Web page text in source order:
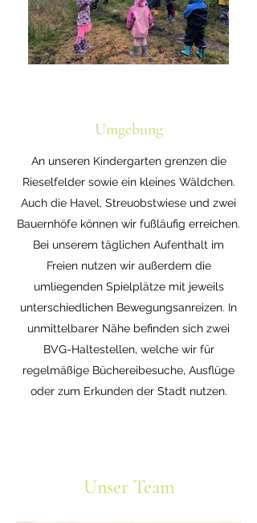
Umgebung
An unseren Kindergarten grenzen die
Rieselfelder sowie ein kleines Wäldchen.
Auch die Havel, Streuobstwiese und zwei
Bauernhöfe können wir fußläufig erreichen.
Bei unserem täglichen Aufenthalt im
Freien nutzen wir außerdem die
umliegenden Spielplätze mit jeweils
unterschiedlichen Bewegungsanreizen. In
unmittelbarer Nähe befinden sich zwei
BVG-Haltestellen, welche wir für
regelmäßige Büchereibesuche, Ausflüge
oder zum Erkunden der Stadt nutzen.
Unser Team